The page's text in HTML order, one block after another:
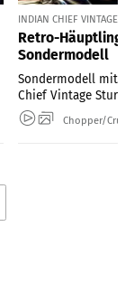
INDIAN CHIEF VINTAGE
Retro-Häuptling
Sondermodell
Sondermodell mit
Chief Vintage
Chopper/